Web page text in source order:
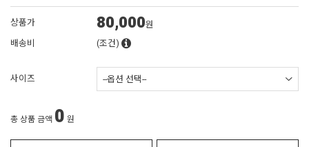
상품가 80,000원
배송비
(조건)
사이즈
총 상품 금액 0 원